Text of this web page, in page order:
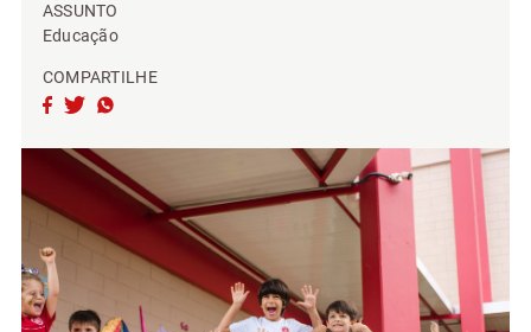
ASSUNTO
Educação
COMPARTILHE